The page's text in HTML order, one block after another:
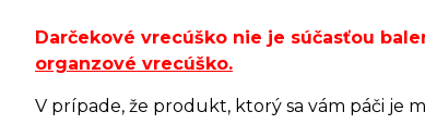
Darčekové vrecúško nie je súčasťou
organzové vrecúško.
V prípade, že produkt, ktorý sa vám páči je